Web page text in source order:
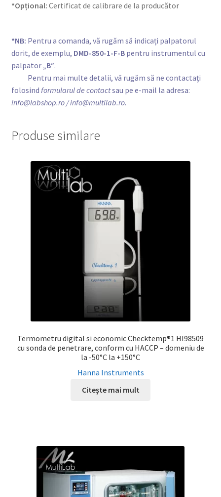
*Opțional: Certificat de calibrare de la producător
*NB: Pentru a comanda, vă rugăm să indicați palpatorul
dorit, de exemplu, DMD-850-1-F-Bpentru instrumentul cu
palpator „B”.
Pentru mai multe detalii, vă rugăm să ne contactați
folosind formularul de contactsau pe e-mail la adresa:
info@labshop.ro/ info@multilab.ro.
Produse similare
Termometru digital si economic Checktemp®1 HI98509
cu sonda de penetrare, conform cu HACCP – domeniu de
la -50°C la +150°C
Hanna Instruments
Citește mai mult